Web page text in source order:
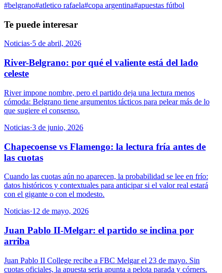
#belgrano#atletico rafaela#copa argentina#apuestas fútbol
Te puede interesar
Noticias·5 de abril, 2026
River-Belgrano: por qué el valiente está del lado
celeste
River impone nombre, pero el partido deja una lectura menos
cómoda: Belgrano tiene argumentos tácticos para pelear más de lo
que sugiere el consenso.
Noticias·3 de junio, 2026
Chapecoense vs Flamengo: la lectura fría antes de
las cuotas
Cuando las cuotas aún no aparecen, la probabilidad se lee en frío:
datos históricos y contextuales para anticipar si el valor real estará
con el gigante o con el modesto.
Noticias·12 de mayo, 2026
Juan Pablo II-Melgar: el partido se inclina por
arriba
Juan Pablo II College recibe a FBC Melgar el 23 de mayo. Sin
cuotas oficiales, la apuesta seria apunta a pelota parada y córners.